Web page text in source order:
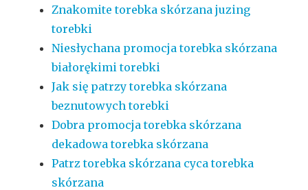
Znakomite torebka skórzana juzing
torebki
Niesłychana promocja torebka skórzana
białorękimi torebki
Jak się patrzy torebka skórzana
beznutowych torebki
Dobra promocja torebka skórzana
dekadowa torebka skórzana
Patrz torebka skórzana cyca torebka
skórzana